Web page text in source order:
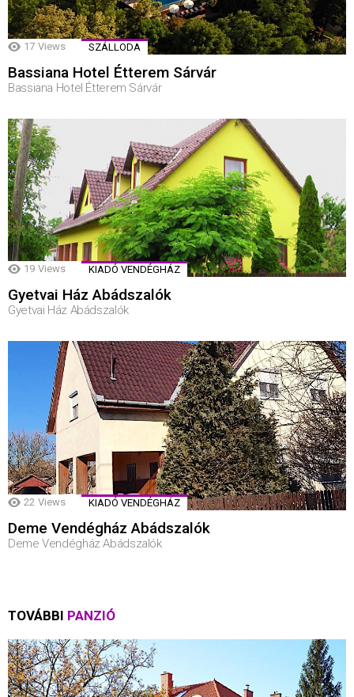
17 Views SZÁLLODA
Bassiana Hotel Étterem Sárvár
Bassiana Hotel Étterem Sárvár
19 Views KIADÓ VENDÉGHÁZ
Gyetvai Ház Abádszalók
Gyetvai Ház Abádszalók
22 Views KIADÓ VENDÉGHÁZ
Deme Vendégház Abádszalók
Deme Vendégház Abádszalók
TOVÁBBI PANZIÓ